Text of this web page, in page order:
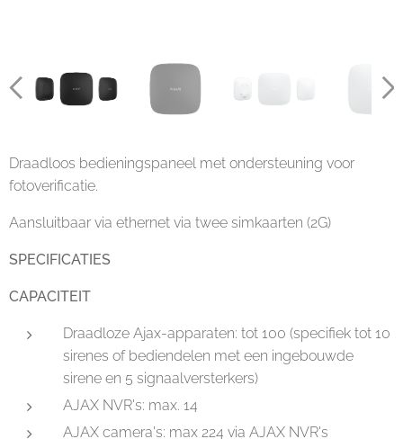
Draadloos bedieningspaneel met ondersteuning voor
fotoverificatie.
Aansluitbaar via ethernet via twee simkaarten (2G)
SPECIFICATIES
CAPACITEIT
Draadloze Ajax-apparaten: tot 100 (specifiek tot 10
sirenes of bediendelen met een ingebouwde
sirene en 5 signaalversterkers)
AJAX NVR's: max. 14
AJAX camera's: max 224 via AJAX NVR's